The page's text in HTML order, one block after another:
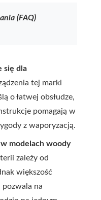
(FAQ)
się dla
tej marki
o łatwej obsłudze,
pomagają w
z waporyzacją.
w modelach woody
zależy od
większość
pozwala na